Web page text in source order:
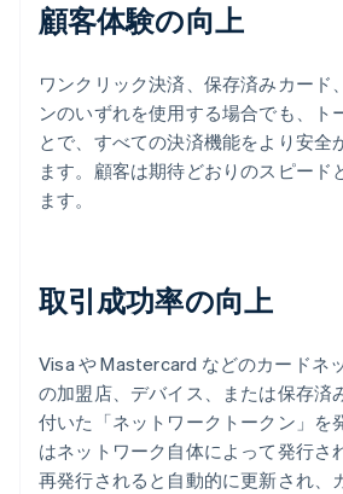
顧客体験の向上
ワンクリック決済、保存済みカード
ンのいずれを使用する場合でも、ト
とで、すべての決済機能をより安全
ます。顧客は期待どおりのスピード
ます。
取引成功率の向上
Visa や Mastercard などのカードネ
の加盟店、デバイス、または保存済
付いた「ネットワークトークン」を
はネットワーク自体によって発行さ
再発行されると自動的に更新され、